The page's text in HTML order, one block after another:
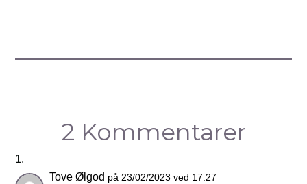
2 Kommentarer
Tove Ølgod på 23/02/2023 ved 17:27